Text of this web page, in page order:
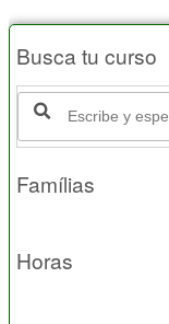
Busca tu curso
Famílias
Horas